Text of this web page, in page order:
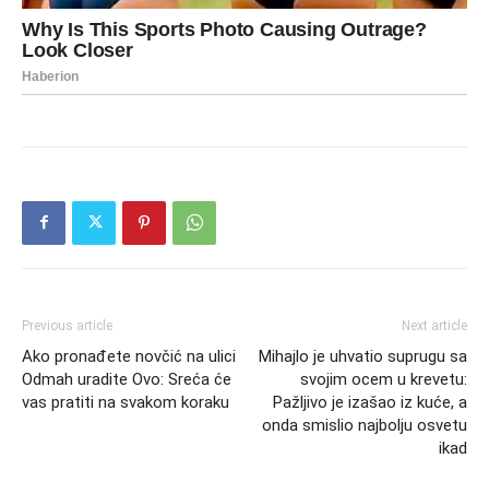
Previous article
Ako pronađete novčić na ulici
Odmah uradite Ovo: Sreća će
vas pratiti na svakom koraku
Next article
Mihajlo je uhvatio suprugu sa
svojim ocem u krevetu:
Pažljivo je izašao iz kuće, a
onda smislio najbolju osvetu
ikad